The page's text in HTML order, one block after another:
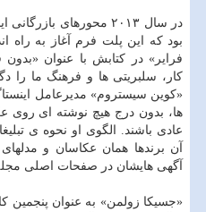
در سال ۲۰۱۳ محورهای
بود که این پلت فرم آغاز به راه
فرایر» در کتابش با عنوان
کار، سلبریتی ها و فرهنگ ما را
«کوین سیستروم» مدیرعامل
ها، بدون درج هیچ نوشته ای
عادی باشند. الگوی او نحوه ی
آن برندها همان عکاسان و
آگهی هایشان در صفحات اصلی مجله
«جسیکا زولمن» به عنوان پنجمین